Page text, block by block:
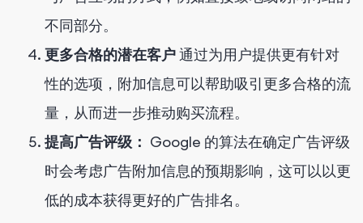
不同部分。
更多合格的潜在客户通过为用户提供更有针对
性的选项，附加信息可以帮助吸引更多合格的流
量，从而进一步推动购买流程。
提高广告评级： Google 的算法在确定广告评级
时会考虑广告附加信息的预期影响，这可以以更
低的成本获得更好的广告排名。